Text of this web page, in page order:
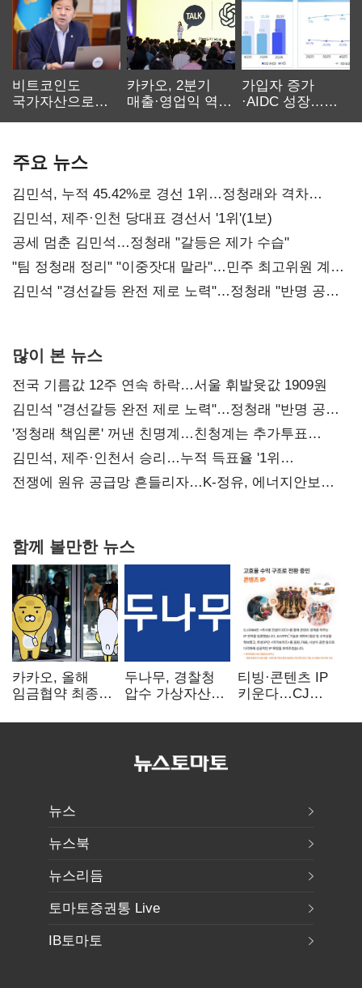
비트코인도
국가자산으로…'
카카오, 2분기
매출·영업익 역대
가입자 증가
·AIDC 성장…
주요 뉴스
김민석, 누적 45.42%로 경선 1위…정청래와 격차
0.86%p(2보)
김민석, 제주·인천 당대표 경선서 '1위'(1보)
공세 멈춘 김민석…정청래 "갈등은 제가 수습"
"팀 정청래 정리" "이중잣대 말라"…민주 최고위원 계파
다툼 격화
김민석 "경선갈등 완전 제로 노력"…정청래 "반명 공세
많이 본 뉴스
전국 기름값 12주 연속 하락…서울 휘발윳값 1909원
김민석 "경선갈등 완전 제로 노력"…정청래 "반명 공세
사과부터"
'정청래 책임론' 꺼낸 친명계…친청계는 추가투표
때리기
김민석, 제주·인천서 승리…누적 득표율 '1위
탈환'(종합)
전쟁에 원유 공급망 흔들리자…K-정유, 에너지안보
함께 볼만한 뉴스
카카오, 올해
임금협약 최종
인상·격려금
두나무, 경찰청
압수 가상자산
커스터디 사업
티빙·콘텐츠 IP
키운다…CJ
글로벌 확장 가속
뉴스
뉴스북
뉴스리듬
토마토증권통 Live
IB토마토